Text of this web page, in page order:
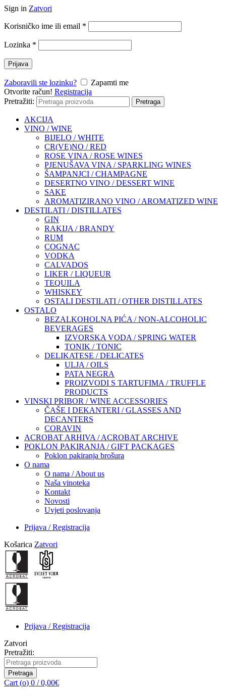
Sign in Zatvori
Korisničko ime ili email *
Lozinka *
Prijava
Zaboravili ste lozinku?
Zapamti me
Otvorite račun! Registracija
Pretražiti:
Pretraga
AKCIJA
VINO / WINE
BIJELO / WHITE
CR(VE)NO / RED
ROSE VINA / ROSE WINES
PJENUŠAVA VINA / SPARKLING WINES
ŠAMPANJCI / CHAMPAGNE
DESERTNO VINO / DESSERT WINE
SAKE
AROMATIZIRANO VINO / AROMATIZED WINE
DESTILATI / DISTILLATES
GIN
RAKIJA / BRANDY
RUM
COGNAC
VODKA
CALVADOS
LIKER / LIQUEUR
TEQUILA
WHISKEY
OSTALI DESTILATI / OTHER DISTILLATES
OSTALO
BEZALKOHOLNA PIĆA / NON-ALCOHOLIC
BEVERAGES
IZVORSKA VODA / SPRING WATER
TONIK / TONIC
DELIKATESE / DELICATES
ULJA / OILS
PATA NEGRA
PROIZVODI S TARTUFIMA / TRUFFLE
PRODUCTS
VINSKI PRIBOR / WINE ACCESSORIES
ČAŠE I DEKANTERI / GLASSES AND
DECANTERS
CORAVIN
ACROBAT ARHIVA / ACROBAT ARCHIVE
POKLON PAKIRANJA / GIFT PACKAGES
Poklon pakiranja brošura
O nama
O nama / About us
Naša vinoteka
Kontakt
Novosti
Uvjeti poslovanja
Prijava / Registracija
Košarica Zatvori
Prijava / Registracija
Zatvori
Pretražiti:
Pretraga
Cart (o) 0 / 0,00€